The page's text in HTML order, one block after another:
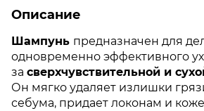
Описание
Шампунь предназначен для
одновременно эффективного
за сверхчувствительной и
Он мягко удаляет излишки
себума, придает локонам и